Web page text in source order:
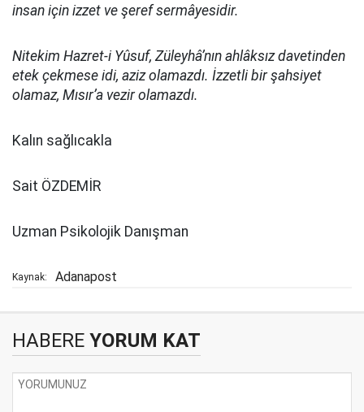
insan için izzet ve şeref sermâyesidir.
Nitekim Hazret-i Yûsuf, Züleyhâ’nın ahlâksız davetinden
etek çekmese idi, aziz olamazdı. İzzetli bir şahsiyet
olamaz, Mısır’a vezir olamazdı.
Kalın sağlıcakla
Sait ÖZDEMİR
Uzman Psikolojik Danışman
Kaynak: Adanapost
HABERE YORUM KAT